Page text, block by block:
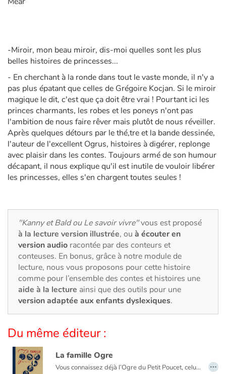
Art, espace, activité
Documentaires
En famille
Quotidien et loisirs
À l'école
Fêtes et évènements
Amour et amitié
Sujets de société
Émotions et sentiments
Formats et illustrations
Catalogue anglais
Contraste +
-Miroir, mon beau miroir, dis-moi quelles sont les plus
belles histoires de princesses...
- En cherchant à la ronde dans tout le vaste monde, il n'y a
pas plus épatant que celles de Grégoire Kocjan. Si le miroir
magique le dit, c'est que ça doit être vrai ! Pourtant ici les
princes charmants, les robes et les poneys n'ont pas
l'ambition de nous faire rêver mais plutôt de nous réveiller.
Après quelques détours par le thé‚tre et la bande dessinée,
l'auteur de l'excellent Ogrus, histoires à digérer, replonge
avec plaisir dans les contes. Toujours armé de son humour
décapant, il nous explique qu'il est inutile de vouloir libérer
les princesses, elles s'en chargent toutes seules !
"Kanny et Bald ou Le savoir vivre"vous est proposé
à la lecture version illustrée, ou à écouter en
version audio racontée par des conteurs et
conteuses. En bonus, grâce à notre module de
lecture, nous vous proposons pour cette histoire
comme pour l’ensemble des contes et histoires une
aide à la lecture ainsi que des outils pour une
version adaptée aux enfants dyslexiques.
Du même éditeur :
La famille Ogre
Vous connaissez déjà l’Ogre du Petit Poucet, celui du Chat Botté ! Vous aimerez le reste de la famille. À moins que le petit dernier ne vous reste en travers... …